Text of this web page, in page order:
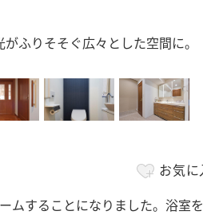
ふりそそぐ広々とした空間に。
お気に
ムすることになりました。浴室